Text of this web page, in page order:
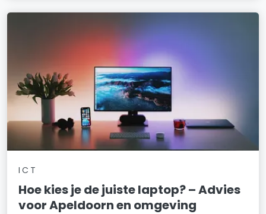
ICT
Hoe kies je de juiste laptop? – Advies
voor Apeldoorn en omgeving